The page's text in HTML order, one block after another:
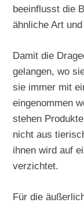
beeinflusst die
ähnliche Art
Damit die
gelangen, wo
sie immer mit
eingenommen
stehen
nicht aus
ihnen wird auf
verzichtet.
Für die